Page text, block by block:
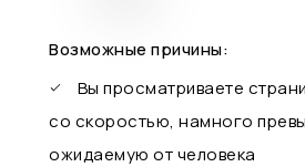
Возможные причины:
Вы просматриваете
со скоростью, намного
ожидаемую от человека